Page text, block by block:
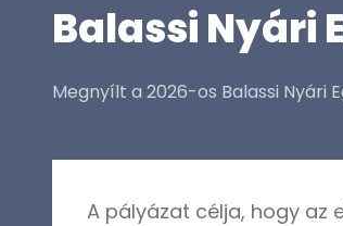
Balassi Nyári
Megnyílt a 2026-os Balassi Nyári
A pályázat célja, hogy az